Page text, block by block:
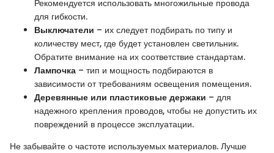
Рекомендуется использовать многожильные провода
для гибкости.
Выключатели – их следует подбирать по типу и
количеству мест, где будет установлен светильник.
Обратите внимание на их соответствие стандартам.
Лампочка – тип и мощность подбираются в
зависимости от требованиям освещения помещения.
Деревянные или пластиковые держаки – для
надежного крепления проводов, чтобы не допустить их
повреждений в процессе эксплуатации.
Не забывайте о частоте используемых материалов. Лучше